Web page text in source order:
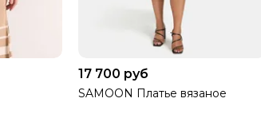
17 700 руб
SAMOON Платье вязаное